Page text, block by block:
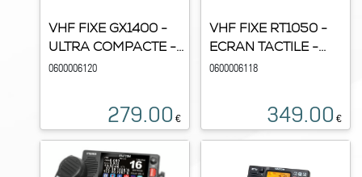
VHF FIXE GX1400 -
ULTRA COMPACTE -...
0600006120
279.00 €
VHF FIXE RT1050 -
ECRAN TACTILE -...
0600006118
349.00 €